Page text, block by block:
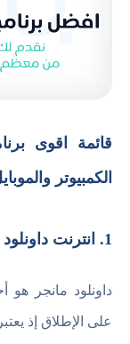
قائمة اقوى
الكمبيوتر
1. انترنت داونلود مانجر Internet Download Manager
داونلود مانجر هو
على الإطلاق إذ يعتبر